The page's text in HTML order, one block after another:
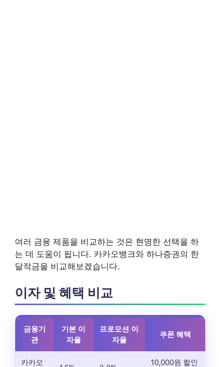
여러 금융 제품을 비교하는 것은 현명한 선택을 하
는 데 도움이 됩니다. 카카오뱅크와 하나증권의 한
달적금을 비교해보겠습니다.
이자 및 혜택 비교
금융기
관
기본 이
자율
프로모션 이
자율
쿠폰 혜택
카카오 10,000원 할인